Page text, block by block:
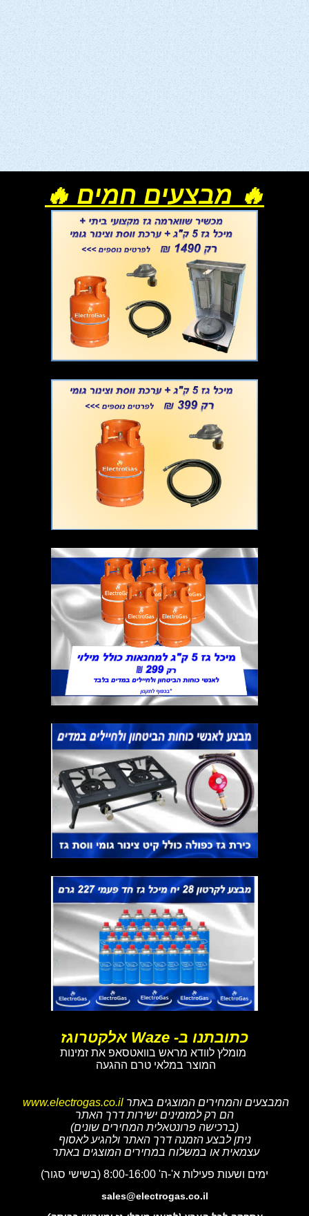
🔥 מבצעים חמים 🔥
כתובתנו ב- Waze אלקטרוגז
מומלץ לוודא מראש בוואטסאפ את זמינות
המוצר במלאי טרם ההגעה
המבצעים והמחירים המוצגים באתר www.electrogas.co.il
הם רק למזמינים ישירות דרך האתר
(ברכישה פרונטאלית המחירים שונים)
ניתן לבצע הזמנה דרך האתר ולהגיע לאסוף
עצמאית או במשלוח במחירים המוצגים באתר
ימים ושעות פעילות א'-ה' 8:00-16:00 (בשישי סגור)
sales@electrogas.co.il